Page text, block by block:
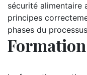
sécurité alimentaire
principes
phases du